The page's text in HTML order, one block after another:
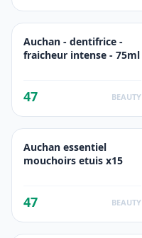
Auchan - dentifrice -
fraicheur intense - 75ml
47 BEAUTY
Auchan essentiel
mouchoirs etuis x15
47 BEAUTY